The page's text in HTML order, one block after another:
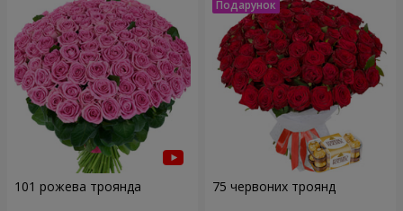
101 рожева троянда 75 червоних троянд